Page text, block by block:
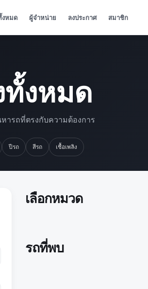
งหมด ผู้จำหน่าย ลงประกาศ สมาชิก
งหมด
ารถที่ตรงกับความต้องการ
ปีรถ สีรถ เชื้อเพลิง
เลือกหมวด
รถที่พบ